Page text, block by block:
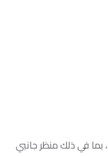
بما في ذلك منظر جانبي